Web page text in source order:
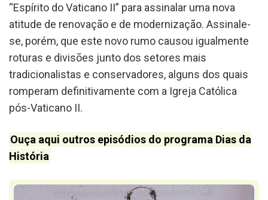
“Espírito do Vaticano II” para assinalar uma nova
atitude de renovação e de modernização. Assinale-
se, porém, que este novo rumo causou igualmente
roturas e divisões junto dos setores mais
tradicionalistas e conservadores, alguns dos quais
romperam definitivamente com a Igreja Católica
pós-Vaticano II.
Ouça aqui outros episódios do programa Dias da
História